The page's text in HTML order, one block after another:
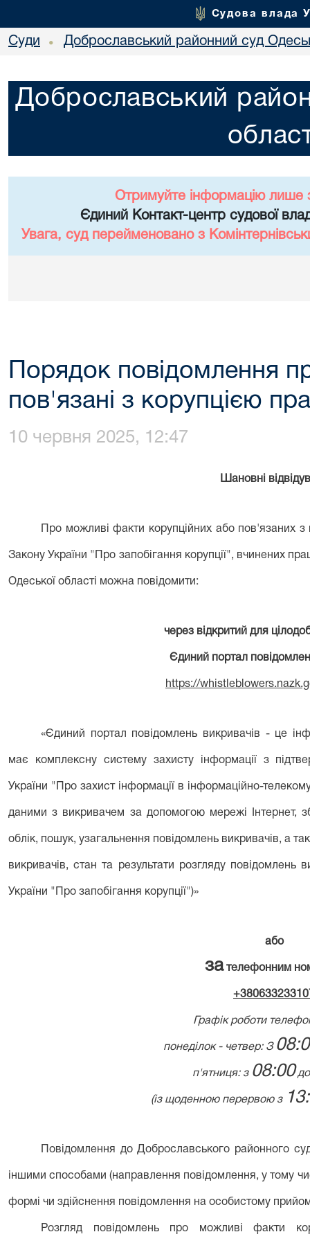
Судова влада
Суди • Доброславський районний суд
Доброславський
Отримуйте інформацію лише
Єдиний Контакт-центр судової
Увага, суд перейменовано з
Порядок повідомлення
пов'язані з корупцією
10 червня 2025, 12:47
Шановні
Про можливі факти корупційних або пов'язаних
Закону України "Про запобігання корупції", вчинених
Одеської області можна повідомити:
через відкритий для
Єдиний портал
https://
«Єдиний портал повідомлень викривачів - це
має комплексну систему захисту інформації з
України "Про захист інформації в інформаційно-
даними з викривачем за допомогою мережі Інтернет,
облік, пошук, узагальнення повідомлень викривачів, а
викривачів, стан та результати розгляду повідомлень
України "Про запобігання корупції")»
або
зателефонним
Графік роботи
понеділок - четвер: З
п'ятниця: з 08:00
(із щоденною перервою з
Повідомлення до Доброславського районного
іншими способами (направлення повідомлення, у тому
формі чи здійснення повідомлення на особистому
Розгляд повідомлень про можливі факти